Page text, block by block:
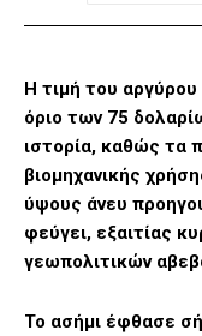
Η τιμή του
όριο των 75
ιστορία, καθώς τα
βιομηχανικής
ύψους άνευ
φεύγει, εξαιτίας
γεωπολιτικών
Το ασήμι έφθασε